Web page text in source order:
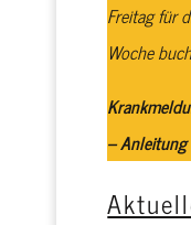
Freitag für
Woche
– Anleitung